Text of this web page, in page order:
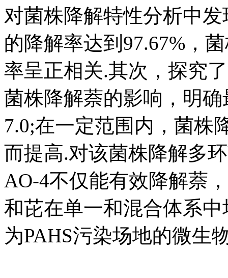
对菌株降解特性分析中
的降解率达到97.67%，
率呈正相关.其次，探究
菌株降解萘的影响，明
7.0;在一定范围内，菌株
而提高.对该菌株降解多
AO-4不仅能有效降解萘
和芘在单一和混合体系
为PAHS污染场地的微生